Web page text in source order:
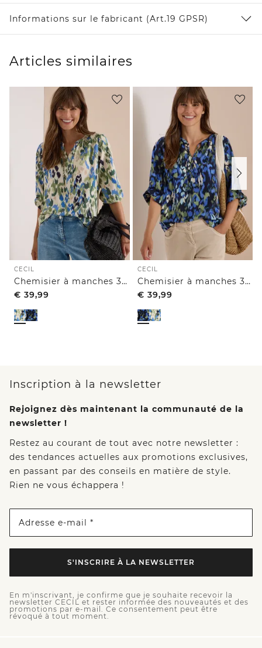
Informations sur le fabricant (Art.19 GPSR)
Articles similaires
CECIL
Chemisier à manches 3/4 avec revers et imprimé
€ 39,99
CECIL
Chemisier à manches 3/4, ourlets retroussés et imprimé
€ 39,99
Inscription à la newsletter
Rejoignez dès maintenant la communauté de la
newsletter !
Restez au courant de tout avec notre newsletter :
des tendances actuelles aux promotions exclusives,
en passant par des conseils en matière de style.
Rien ne vous échappera !
Adresse e-mail *
S'INSCRIRE À LA NEWSLETTER
En m'inscrivant, je confirme que je souhaite recevoir la
newsletter CECIL et rester informée des nouveautés et des
promotions par e-mail. Ce consentement peut être
révoqué à tout moment.